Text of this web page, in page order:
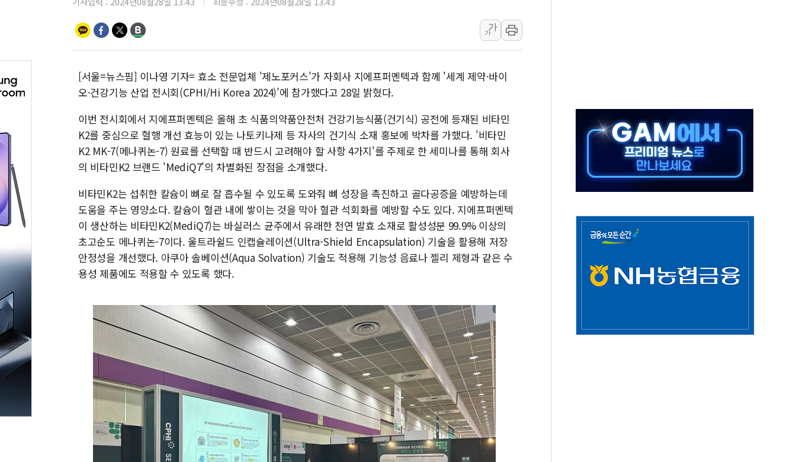
랩지노믹스 "디엑솜과 美 암 진단 분야 독점 라이선스 계약"
보로노이, 폐암 치료제 'VRN11' 캐나다 IND 신청
교보생명, '교보K-맞춤건강보험' 6개월 배타적사용권 획득
1순위보다 낮은 특별공급 경쟁률… 실수요자 관심
가
가
[서울=뉴스핌] 이나영 기자= 효소 전문업체 '제노포커스'가 자회사 지에프퍼멘텍과 함께 '세계 제약·바이
오·건강기능 산업 전시회(CPHI/Hi Korea 2024)'에 참가했다고 28일 밝혔다.
이번 전시회에서 지에프퍼멘텍은 올해 초 식품의약품안전처 건강기능식품(건기식) 공전에 등재된 비타민
K2를 중심으로 혈행 개선 효능이 있는 나토키나제 등 자사의 건기식 소재 홍보에 박차를 가했다. '비타민
K2 MK-7(메나퀴논-7) 원료를 선택할 때 반드시 고려해야 할 사항 4가지'를 주제로 한 세미나를 통해 회사
의 비타민K2 브랜드 'MediQ7'의 차별화된 장점을 소개했다.
비타민K2는 섭취한 칼슘이 뼈로 잘 흡수될 수 있도록 도와줘 뼈 성장을 촉진하고 골다공증을 예방하는데
도움을 주는 영양소다. 칼슘이 혈관 내에 쌓이는 것을 막아 혈관 석회화를 예방할 수도 있다. 지에프퍼멘텍
이 생산하는 비타민K2(MediQ7)는 바실러스 균주에서 유래한 천연 발효 소재로 활성성분 99.9% 이상의
초고순도 메나퀴논-7이다. 울트라쉴드 인캡슐레이션(Ultra-Shield Encapsulation) 기술을 활용해 저장
안정성을 개선했다. 아쿠아 솔베이션(Aqua Solvation) 기술도 적용해 기능성 음료나 젤리 제형과 같은 수
용성 제품에도 적용할 수 있도록 했다.